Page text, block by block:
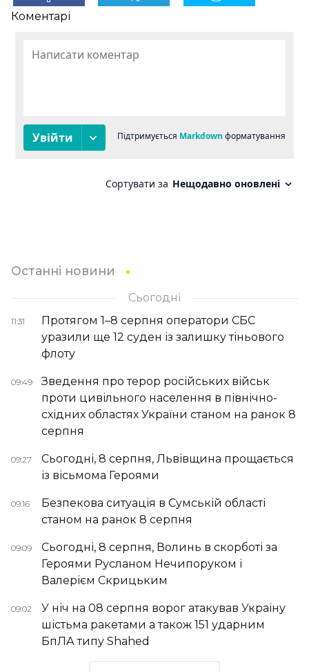
Коментарі
Останні новини
Сьогодні
11:31
Протягом 1–8 серпня оператори СБС
уразили ще 12 суден із залишку тіньового
флоту
09:49
Зведення про терор російських військ
проти цивільного населення в північно-
східних областях України станом на ранок 8
серпня
09:27
Сьогодні, 8 серпня, Львівщина прощається
із вісьмома Героями
09:16
Безпекова ситуація в Сумській області
станом на ранок 8 серпня
09:09
Сьогодні, 8 серпня, Волинь в скорботі за
Героями Русланом Нечипоруком і
Валерієм Скрицьким
09:02
У ніч на 08 серпня ворог атакував Україну
шістьма ракетами а також 151 ударним
БпЛА типу Shahed